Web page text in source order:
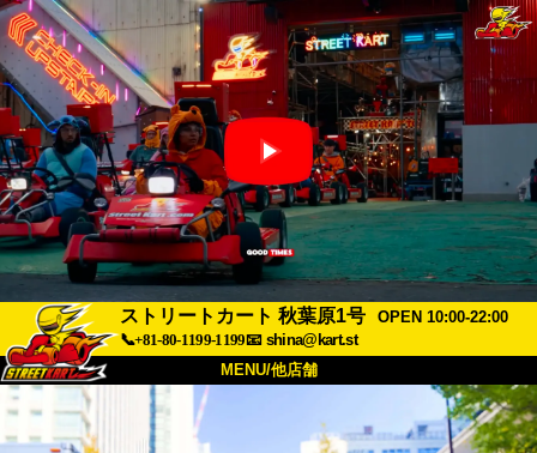
ストリートカート 秋葉原1号
OPEN 10:00-22:00
📞+81-80-1199-1199📧 shina@kart.st
MENU/他店舗